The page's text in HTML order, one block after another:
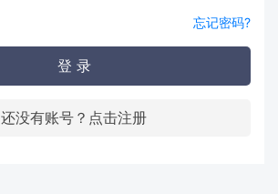
忘记密码?
登 录
还没有账号？点击注册